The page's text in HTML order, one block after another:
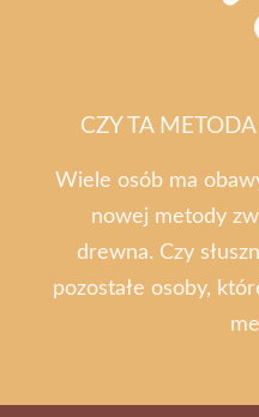
CZY TA
Wiele osób ma
nowej metody
drewna. Czy
pozostałe osoby,